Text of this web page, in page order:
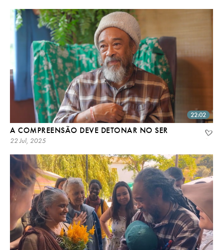
22:02
A COMPREENSÃO DEVE DETONAR NO SER
22 Jul, 2025